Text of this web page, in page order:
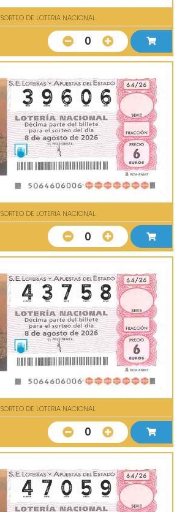
SORTEO DE LOTERIA NACIONAL
0
SORTEO DE LOTERIA NACIONAL
0
SORTEO DE LOTERIA NACIONAL
0